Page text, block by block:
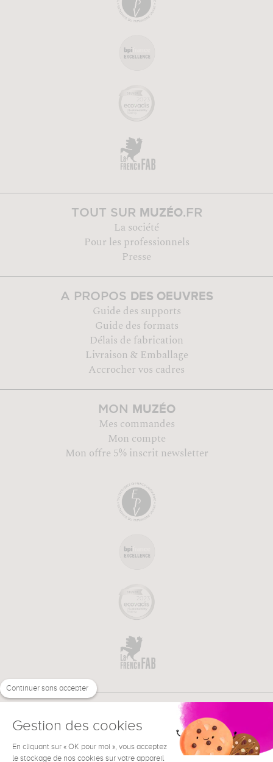
TOUT SUR MUZÉO.FR
La société
Pour les professionnels
Presse
A PROPOS DES OEUVRES
Guide des supports
Guide des formats
Délais de fabrication
Livraison & Emballage
Accrocher vos cadres
MON MUZÉO
Mes commandes
Mon compte
Mon offre 5% inscrit newsletter
BESOIN D'AIDE ? FR
Continuer sans accepter
Gestion des cookies
En cliquant sur « OK pour moi », vous acceptez
le stockage de nos cookies sur votre appareil